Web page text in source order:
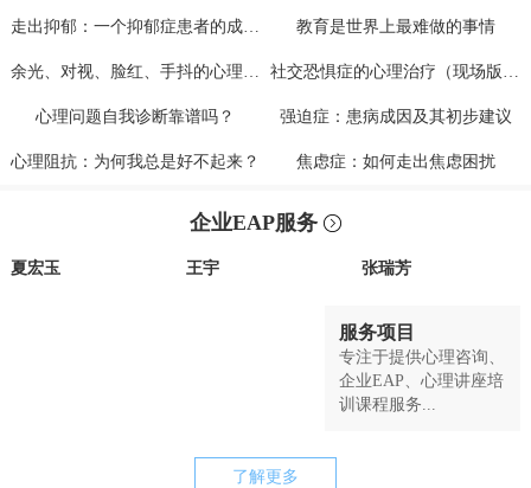
走出抑郁：一个抑郁症患者的成功自救（上） 教育是世界上最难做的事情
余光、对视、脸红、手抖的心理分析与治疗 社交恐惧症的心理治疗（现场版一）
心理问题自我诊断靠谱吗？ 强迫症：患病成因及其初步建议
心理阻抗：为何我总是好不起来？ 焦虑症：如何走出焦虑困扰
企业EAP服务
夏宏玉 王宇 张瑞芳
服务项目
专注于提供心理咨询、
企业EAP、心理讲座培
训课程服务...
了解更多